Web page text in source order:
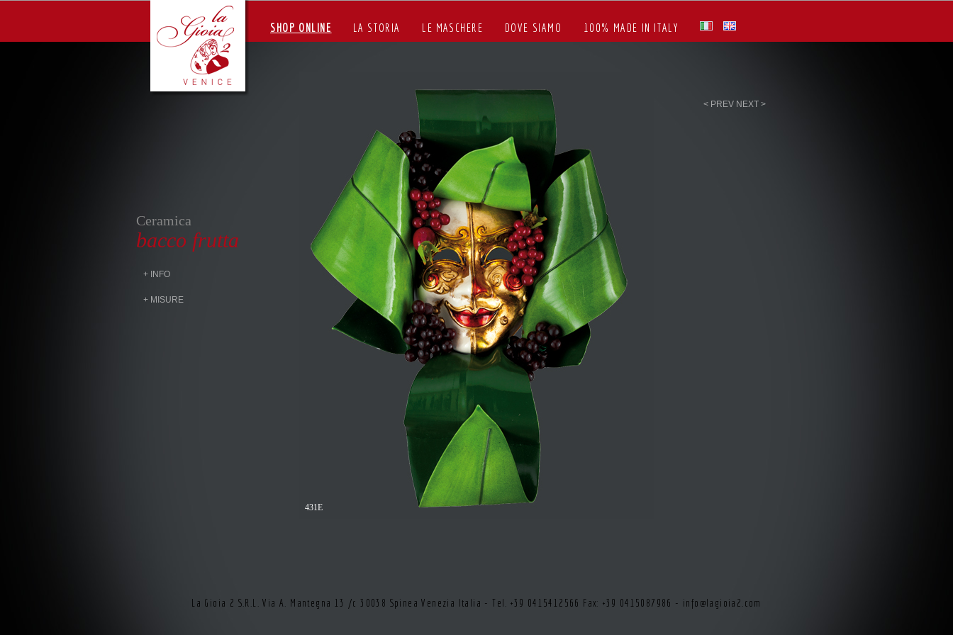
SHOP ONLINE LA STORIA LE MASCHERE DOVE SIAMO 100% MADE IN ITALY
< PREV NEXT >
Ceramica
bacco frutta
+ INFO
+ MISURE
431E
La Gioia 2 S.R.L. Via A. Mantegna 13 /c 30038 Spinea Venezia Italia - Tel. +39 0415412566 Fax: +39 0415087986 - info@lagioia2.com